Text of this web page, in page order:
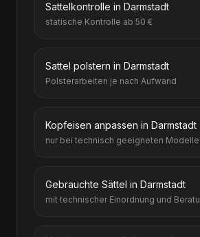
Sattelkontrolle in Darmstadt
statische Kontrolle ab 50 €
Sattel polstern in Darmstadt
Polsterarbeiten je nach Aufwand
Kopfeisen anpassen in Darmstadt
nur bei technisch geeigneten
Gebrauchte Sättel in Darmstadt
mit technischer Einordnung und